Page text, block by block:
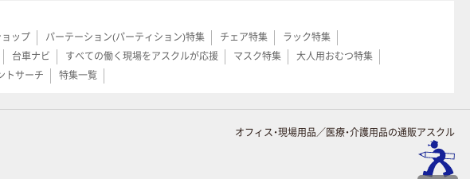
ップ パーテーション(パーティション)特集 チェア特集
ラック特集
台車ナビ すべての働く現場をアスクルが応援 マスク特集
大人用おむつ特集
トサーチ 特集一覧
オフィス・現場用品／医療・介護用品の通販アスクル